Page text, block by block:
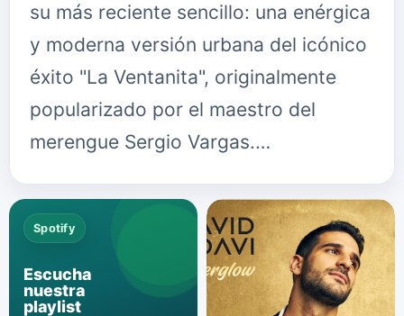
su más reciente sencillo: una enérgica
y moderna versión urbana del icónico
éxito "La Ventanita", originalmente
popularizado por el maestro del
merengue Sergio Vargas.…
Spotify
Escucha
nuestra
playlist